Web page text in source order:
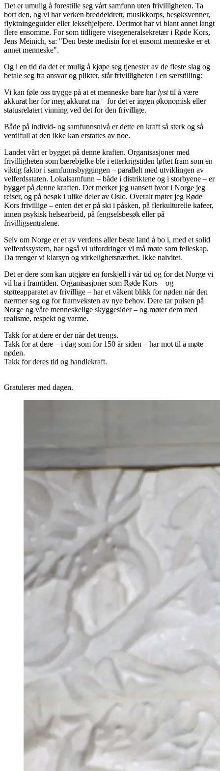
Det er umulig å forestille seg vårt samfunn uten frivilligheten. Ta
bort den, og vi har verken breddeidrett, musikkorps, besøksvenner,
flyktningeguider eller leksehjelpere. Derimot har vi blant annet langt
flere ensomme. For som tidligere visegeneralsekretær i Røde Kors,
Jens Meinich, sa: "Den beste medisin for et ensomt menneske er et
annet menneske".
Og i en tid da det er mulig å kjøpe seg tjenester av de fleste slag og
betale seg fra ansvar og plikter, står frivilligheten i en særstilling:
Vi kan føle oss trygge på at et menneske bare har lysttil å være
akkurat her for meg akkurat nå – for det er ingen økonomisk eller
statusrelatert vinning ved det for den frivillige.
Både på individ- og samfunnsnivå er dette en kraft så sterk og så
verdifull at den ikke kan erstattes av noe.
Landet vårt er bygget på denne kraften. Organisasjoner med
frivilligheten som bærebjelke ble i etterkrigstiden løftet fram som en
viktig faktor i samfunnsbyggingen – parallelt med utviklingen av
velferdsstaten. Lokalsamfunn – både i distriktene og i storbyene – er
bygget på denne kraften. Det merker jeg uansett hvor i Norge jeg
reiser, og på besøk i ulike deler av Oslo. Overalt møter jeg Røde
Kors frivillige – enten det er på ski i påsken, på flerkulturelle kafeer,
innen psykisk helsearbeid, på fengselsbesøk eller på
frivilligsentralene.
Selv om Norge er et av verdens aller beste land å bo i, med et solid
velferdssystem, har også vi utfordringer vi må møte som felleskap.
Da trenger vi klarsyn og virkelighetsnærhet. Ikke naivitet.
Det er dere som kan utgjøre en forskjell i vår tid og for det Norge vi
vil ha i framtiden. Organisasjoner som Røde Kors – og
støtteapparatet av frivillige – har et våkent blikk for nøden når den
nærmer seg og for framveksten av nye behov. Dere tar pulsen på
Norge og våre menneskelige skyggesider – og møter dem med
realisme, respekt og varme.
Takk for at dere er der når det trengs.
Takk for at dere – i dag som for 150 år siden – har mot til å møte
nøden.
Takk for deres tid og handlekraft.
Gratulerer med dagen.